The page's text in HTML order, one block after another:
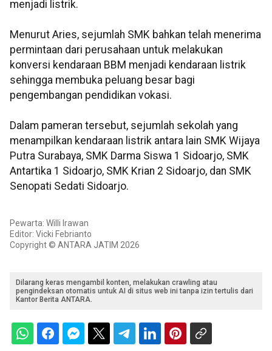
menjadi listrik.
Menurut Aries, sejumlah SMK bahkan telah menerima
permintaan dari perusahaan untuk melakukan
konversi kendaraan BBM menjadi kendaraan listrik
sehingga membuka peluang besar bagi
pengembangan pendidikan vokasi.
Dalam pameran tersebut, sejumlah sekolah yang
menampilkan kendaraan listrik antara lain SMK Wijaya
Putra Surabaya, SMK Darma Siswa 1 Sidoarjo, SMK
Antartika 1 Sidoarjo, SMK Krian 2 Sidoarjo, dan SMK
Senopati Sedati Sidoarjo.
Pewarta: Willi Irawan
Editor: Vicki Febrianto
Copyright © ANTARA JATIM 2026
Dilarang keras mengambil konten, melakukan crawling atau
pengindeksan otomatis untuk AI di situs web ini tanpa izin tertulis dari
Kantor Berita ANTARA.